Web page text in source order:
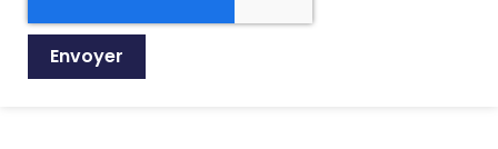
Envoyer